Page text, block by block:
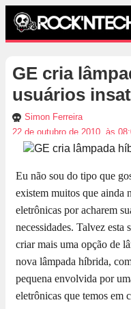
GE cria
usuários
Simon Ferreira
22 de outubro de 2010, às
Eu não sou do tipo que
existem muitos que ainda
eletrônicas por acharem
necessidades. Talvez esta
criar mais uma opção de
nova lâmpada híbrida,
pequena envolvida por
eletrônicas que temos em